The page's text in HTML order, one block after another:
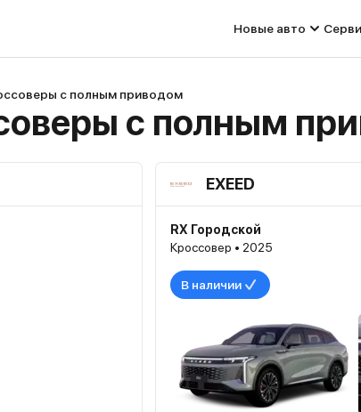
Новые авто
с полным приводом
с полным
EXEED
RX Городской
Кроссовер • 2025
В наличии